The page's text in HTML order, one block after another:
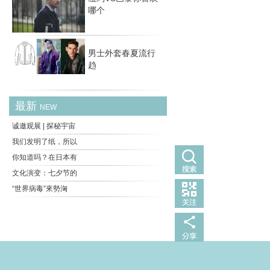
哪个
男士外套春夏流行
趋
最新 NEW
诚邀观展 | 探秘宇宙
我们发明了纸，所以
你知道吗？在日本有
文化演变：七夕节的
“世界病毒”來勢洶